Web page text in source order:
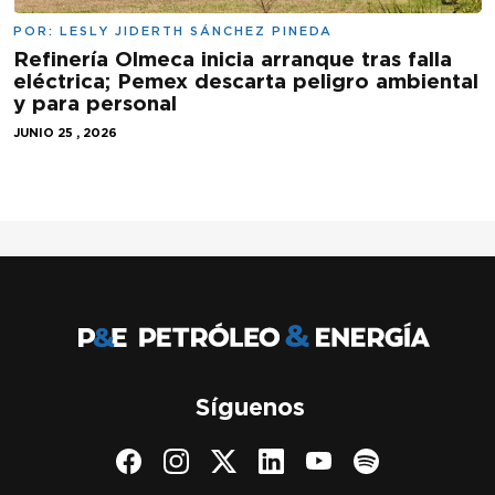
POR: LESLY JIDERTH SÁNCHEZ PINEDA
Refinería Olmeca inicia arranque tras falla
eléctrica; Pemex descarta peligro ambiental
y para personal
JUNIO 25 , 2026
Síguenos